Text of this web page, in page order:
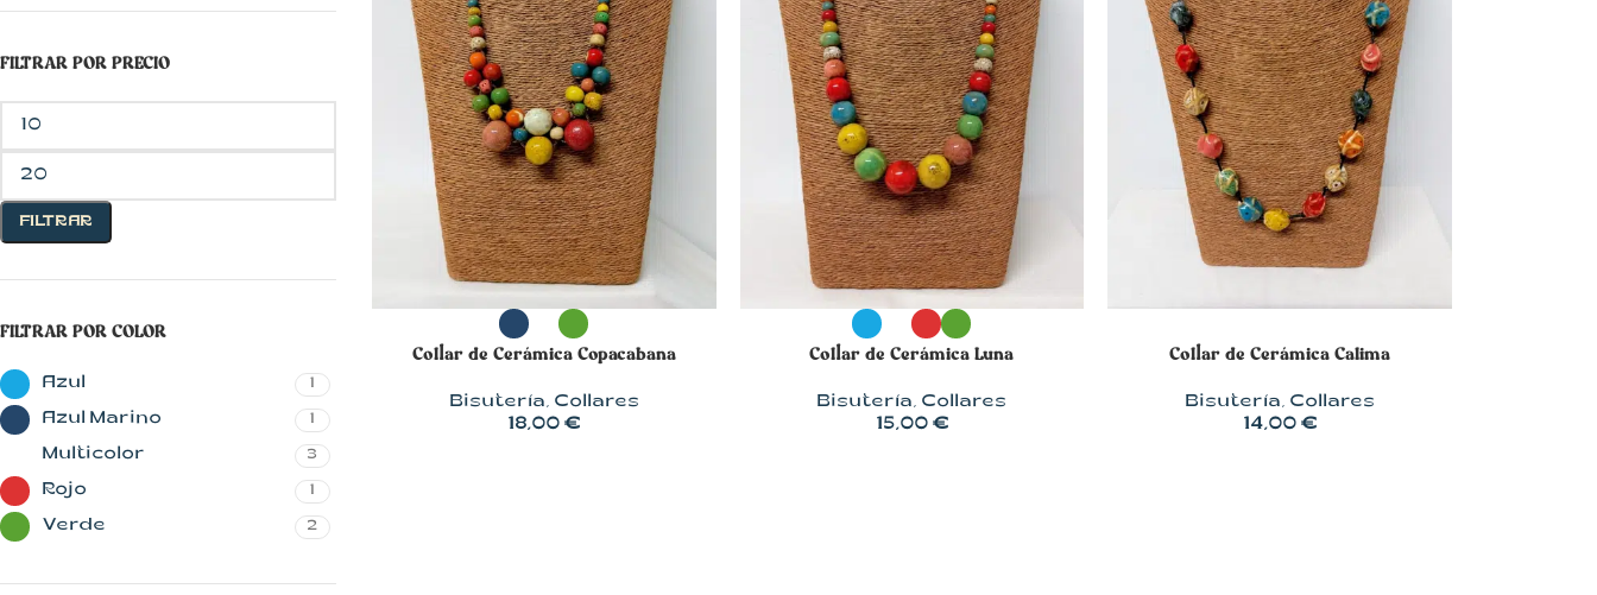
ESTILO
Blusas
Chalecos
Chaquetas
Faldas
FILTRAR POR PRECIO
FILTRAR
FILTRAR POR COLOR
Azul 1
Azul Marino 1
Multicolor 3
Rojo 1
Verde 2
SELECCIONAR OPCIONES
Collar de Cerámica Copacabana
Bisutería, Collares
18,00 €
SELECCIONAR OPCIONES
Collar de Cerámica Luna
Bisutería, Collares
15,00 €
Collar de Cerámica Calima
Bisutería, Collares
14,00 €